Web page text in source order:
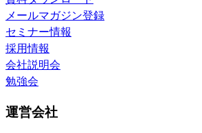
メールマガジン登録
セミナー情報
採用情報
会社説明会
勉強会
運営会社